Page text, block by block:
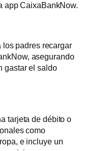
app CaixaBankNow.
los padres recargar
asegurando
gastar el saldo
tarjeta de débito o
como
e incluye un